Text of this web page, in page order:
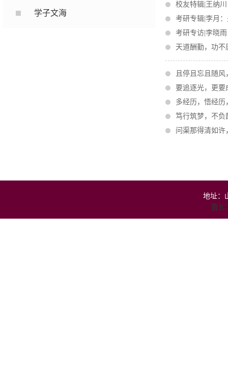
学子文海
校友特辑|王纳
考研专辑|李月
考研专访|李晓
天道酬勤，功
且停且忘且随
要追逐光，更
多经历，悟经
笃行筑梦，不
问渠那得清如
地址：
鲁